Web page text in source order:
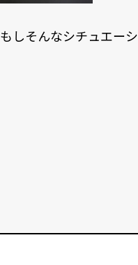
しそんなシチュエーシ